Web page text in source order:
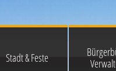
Stadt & Feste